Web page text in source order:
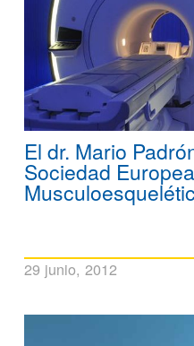
El dr. Mario
Sociedad
29 junio, 2012